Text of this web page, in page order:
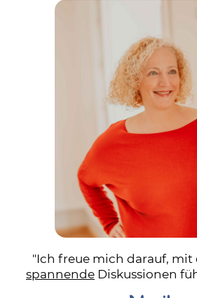
"Ich freue mich darauf, mit
spannende Diskussionen